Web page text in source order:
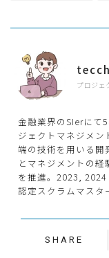
プロジェ
金融業界のSIerにて
ジェクトマネジメン
端の技術を用いる開
とマネジメントの
を推進。2023,
認定スクラムマスタ
SHARE